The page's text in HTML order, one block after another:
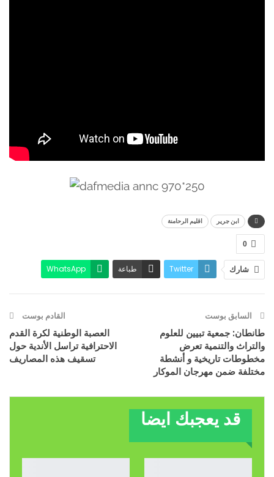
ابن جرير اقليم الرحامنة
0
شارك Twitter طباعة
WhatsApp
السابق بوست
طانطان: جمعية تبيين للعلوم
والتراث والتنمية تعرض
مخطوطات تاريخية و أنشطة
مختلفة ضمن مهرجان الموكار
القادم بوست
العصبة الوطنية لكرة القدم
الاحترافية تراسل الأندية حول
تسقيف هذه المصاريف
قد يعجبك ايضا